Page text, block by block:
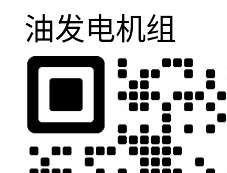
油发电机组